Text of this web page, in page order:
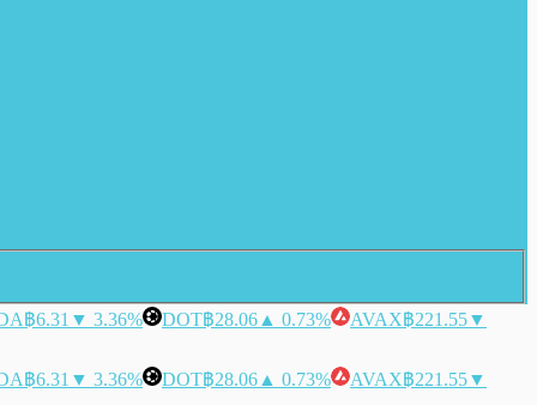
฿6.31 ▼ 3.36% DOT฿28.06 ▲ 0.73% AVAX฿221.55▼
฿6.31 ▼ 3.36% DOT฿28.06 ▲ 0.73% AVAX฿221.55▼